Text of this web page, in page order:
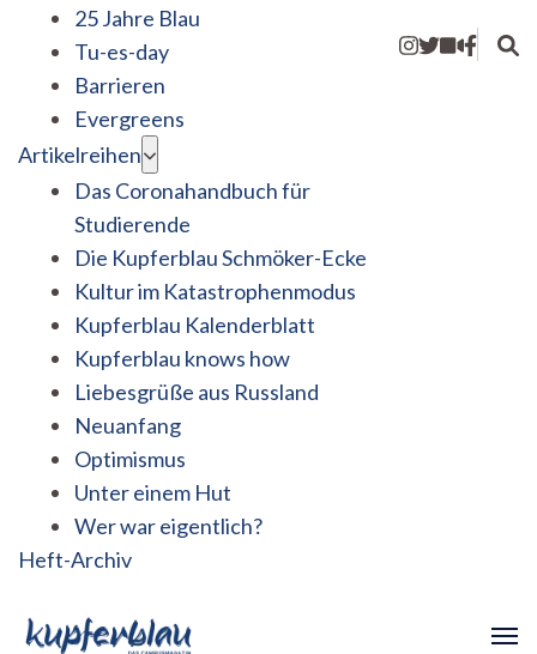
25 Jahre Blau
Tu-es-day
Barrieren
Evergreens
Artikelreihen
Das Coronahandbuch für
Studierende
Die Kupferblau Schmöker-Ecke
Kultur im Katastrophenmodus
Kupferblau Kalenderblatt
Kupferblau knows how
Liebesgrüße aus Russland
Neuanfang
Optimismus
Unter einem Hut
Wer war eigentlich?
Heft-Archiv